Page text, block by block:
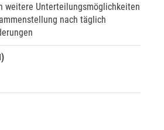
weitere Unterteilungsmöglichkeiten
nach täglich